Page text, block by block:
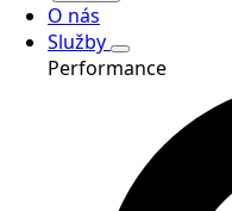
O nás
Služby
Performance